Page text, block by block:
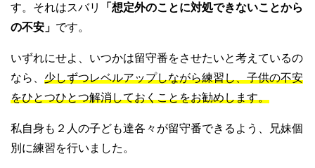
す。それはスバリ
「想定外のことに対処できないことから
の不安」 です。
いずれにせよ、いつかは留守番をさせたいと考えているの
なら、 少しずつレベルアップしながら練習し、子供の不安
をひとつひとつ解消しておくことをお勧めします。
私自身も２人の子ども達各々が留守番できるよう、兄妹個
別に練習を行いました。